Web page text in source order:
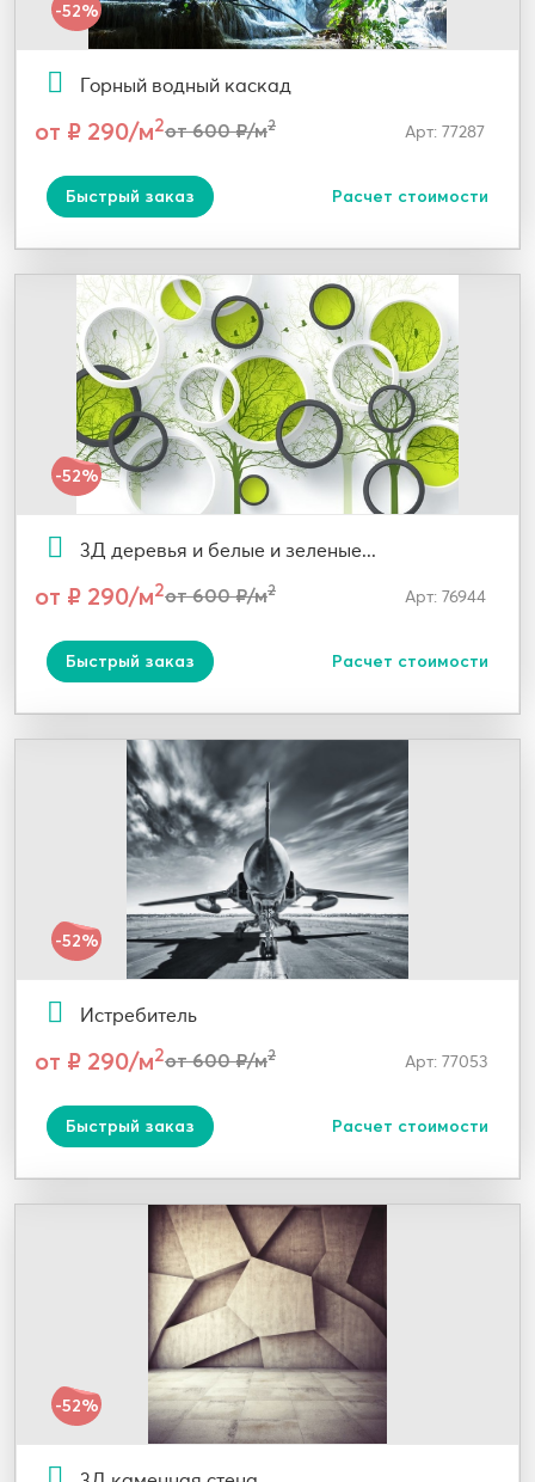
-52%
Горный водный каскад
от ₽ 290/м2от 600 ₽/м2 Арт: 77287
Быстрый заказ Расчет стоимости
-52%
3Д деревья и белые и зеленые...
от ₽ 290/м2от 600 ₽/м2 Арт: 76944
Быстрый заказ Расчет стоимости
-52%
Истребитель
от ₽ 290/м2от 600 ₽/м2 Арт: 77053
Быстрый заказ Расчет стоимости
-52%